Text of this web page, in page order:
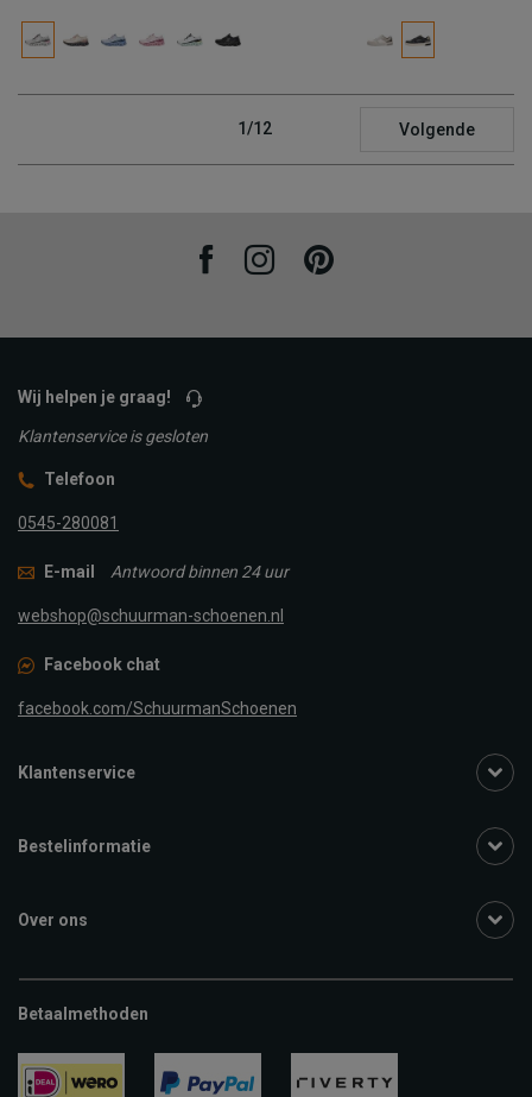
1/12 Volgende
FacebookInstagramPinterest
Wij helpen je graag!
Klantenservice is gesloten
Telefoon
0545-280081
E-mail Antwoord binnen 24 uur
webshop@schuurman-schoenen.nl
Facebook chat
facebook.com/SchuurmanSchoenen
Klantenservice
Bestelinformatie
Over ons
Betaalmethoden